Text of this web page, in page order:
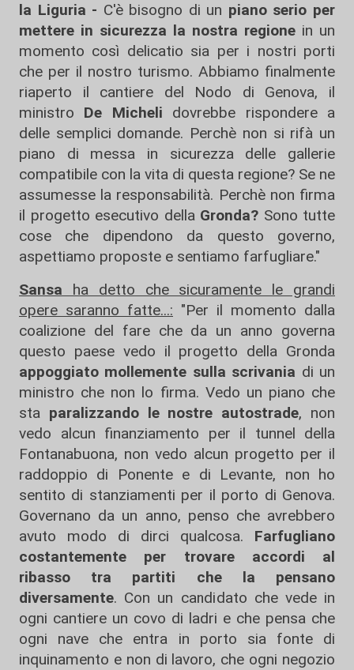
la Liguria - C'è bisogno di un piano serio per
mettere in sicurezza la nostra regione in un
momento così delicatio sia per i nostri porti
che per il nostro turismo. Abbiamo finalmente
riaperto il cantiere del Nodo di Genova, il
ministro De Micheli dovrebbe rispondere a
delle semplici domande. Perchè non si rifà un
piano di messa in sicurezza delle gallerie
compatibile con la vita di questa regione? Se ne
assumesse la responsabilità. Perchè non firma
il progetto esecutivo della Gronda? Sono tutte
cose che dipendono da questo governo,
aspettiamo proposte e sentiamo farfugliare."
Sansa ha detto che sicuramente le grandi
opere saranno fatte...: "Per il momento dalla
coalizione del fare che da un anno governa
questo paese vedo il progetto della Gronda
appoggiato mollemente sulla scrivania di un
ministro che non lo firma. Vedo un piano che
sta paralizzando le nostre autostrade, non
vedo alcun finanziamento per il tunnel della
Fontanabuona, non vedo alcun progetto per il
raddoppio di Ponente e di Levante, non ho
sentito di stanziamenti per il porto di Genova.
Governano da un anno, penso che avrebbero
avuto modo di dirci qualcosa. Farfugliano
costantemente per trovare accordi al
ribasso tra partiti che la pensano
diversamente. Con un candidato che vede in
ogni cantiere un covo di ladri e che pensa che
ogni nave che entra in porto sia fonte di
inquinamento e non di lavoro, che ogni negozio